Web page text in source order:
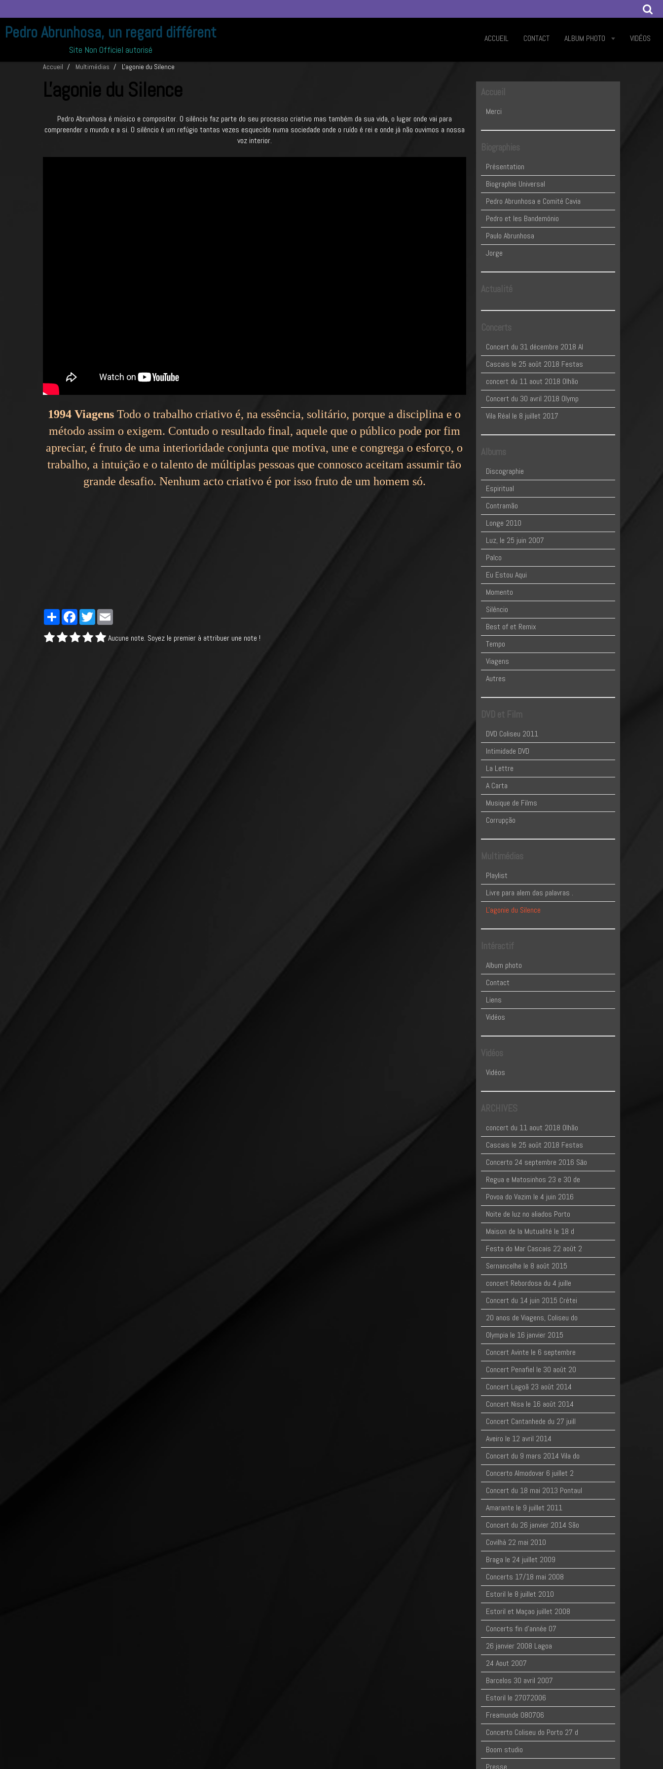
Pedro Abrunhosa, un regard différent
Site Non Officiel autorisé
ACCUEIL CONTACT ALBUM PHOTO VIDÉOS
Accueil Multimédias L'agonie du Silence
L'agonie du Silence
Pedro Abrunhosa é músico e compositor. O silêncio faz parte do seu processo criativo mas também da sua vida, o lugar onde vai para
compreender o mundo e a si. O silêncio é um refúgio tantas vezes esquecido numa sociedade onde o ruído é rei e onde já não ouvimos a nossa
voz interior.
1994 ViagensTodo o trabalho criativo é, na essência, solitário, porque a disciplina e o
método assim o exigem. Contudo o resultado final, aquele que o público pode por fim
apreciar, é fruto de uma interioridade conjunta que motiva, une e congrega o esforço, o
trabalho, a intuição e o talento de múltiplas pessoas que connosco aceitam assumir tão
grande desafio. Nenhum acto criativo é por isso fruto de um homem só.
PartagerFacebookTwitter
Aucune note. Soyez le premier à attribuer une note !
Accueil
Merci
Biographies
Présentation
Biographie Universal
Pedro Abrunhosa e Comité Cavia
Pedro et les Bandemónio
Paulo Abrunhosa
Jorge
Actualité
Concerts
Concert du 31 décembre 2018 Al
Cascais le 25 août 2018 Festas
concert du 11 aout 2018 Olhão
Concert du 30 avril 2018 Olymp
Vila Réal le 8 juillet 2017
Albums
Discographie
Espiritual
Contramão
Longe 2010
Luz, le 25 juin 2007
Palco
Eu Estou Aqui
Momento
Silêncio
Best of et Remix
Tempo
Viagens
Autres
DVD et Film
DVD Coliseu 2011
Intimidade DVD
La Lettre
A Carta
Musique de Films
Corrupção
Multimédias
Playlist
Livre para alem das palavras .
L'agonie du Silence
Intéractif
Album photo
Contact
Liens
Vidéos
Vidéos
Vidéos
ARCHIVES
concert du 11 aout 2018 Olhão
Cascais le 25 août 2018 Festas
Concerto 24 septembre 2016 Sāo
Regua e Matosinhos 23 e 30 de
Povoa do Vazim le 4 juin 2016
Noite de luz no aliados Porto
Maison de la Mutualité le 18 d
Festa do Mar Cascais 22 août 2
Sernancelhe le 8 août 2015
concert Rebordosa du 4 juille
Concert du 14 juin 2015 Crétei
20 anos de Viagens, Coliseu do
Olympia le 16 janvier 2015
Concert Avinte le 6 septembre
Concert Penafiel le 30 août 20
Concert Lagoã 23 août 2014
Concert Nisa le 16 août 2014
Concert Cantanhede du 27 juill
Aveiro le 12 avril 2014
Concert du 9 mars 2014 Vila do
Concerto Almodovar 6 juillet 2
Concert du 18 mai 2013 Pontaul
Amarante le 9 juillet 2011
Concert du 26 janvier 2014 São
Covilhà 22 mai 2010
Braga le 24 juillet 2009
Concerts 17/18 mai 2008
Estoril le 8 juillet 2010
Estoril et Maçao juillet 2008
Concerts fin d'année 07
26 janvier 2008 Lagoa
24 Aout 2007
Barcelos 30 avril 2007
Estoril le 27072006
Freamunde 080706
Concerto Coliseu do Porto 27 d
Boom studio
Presse